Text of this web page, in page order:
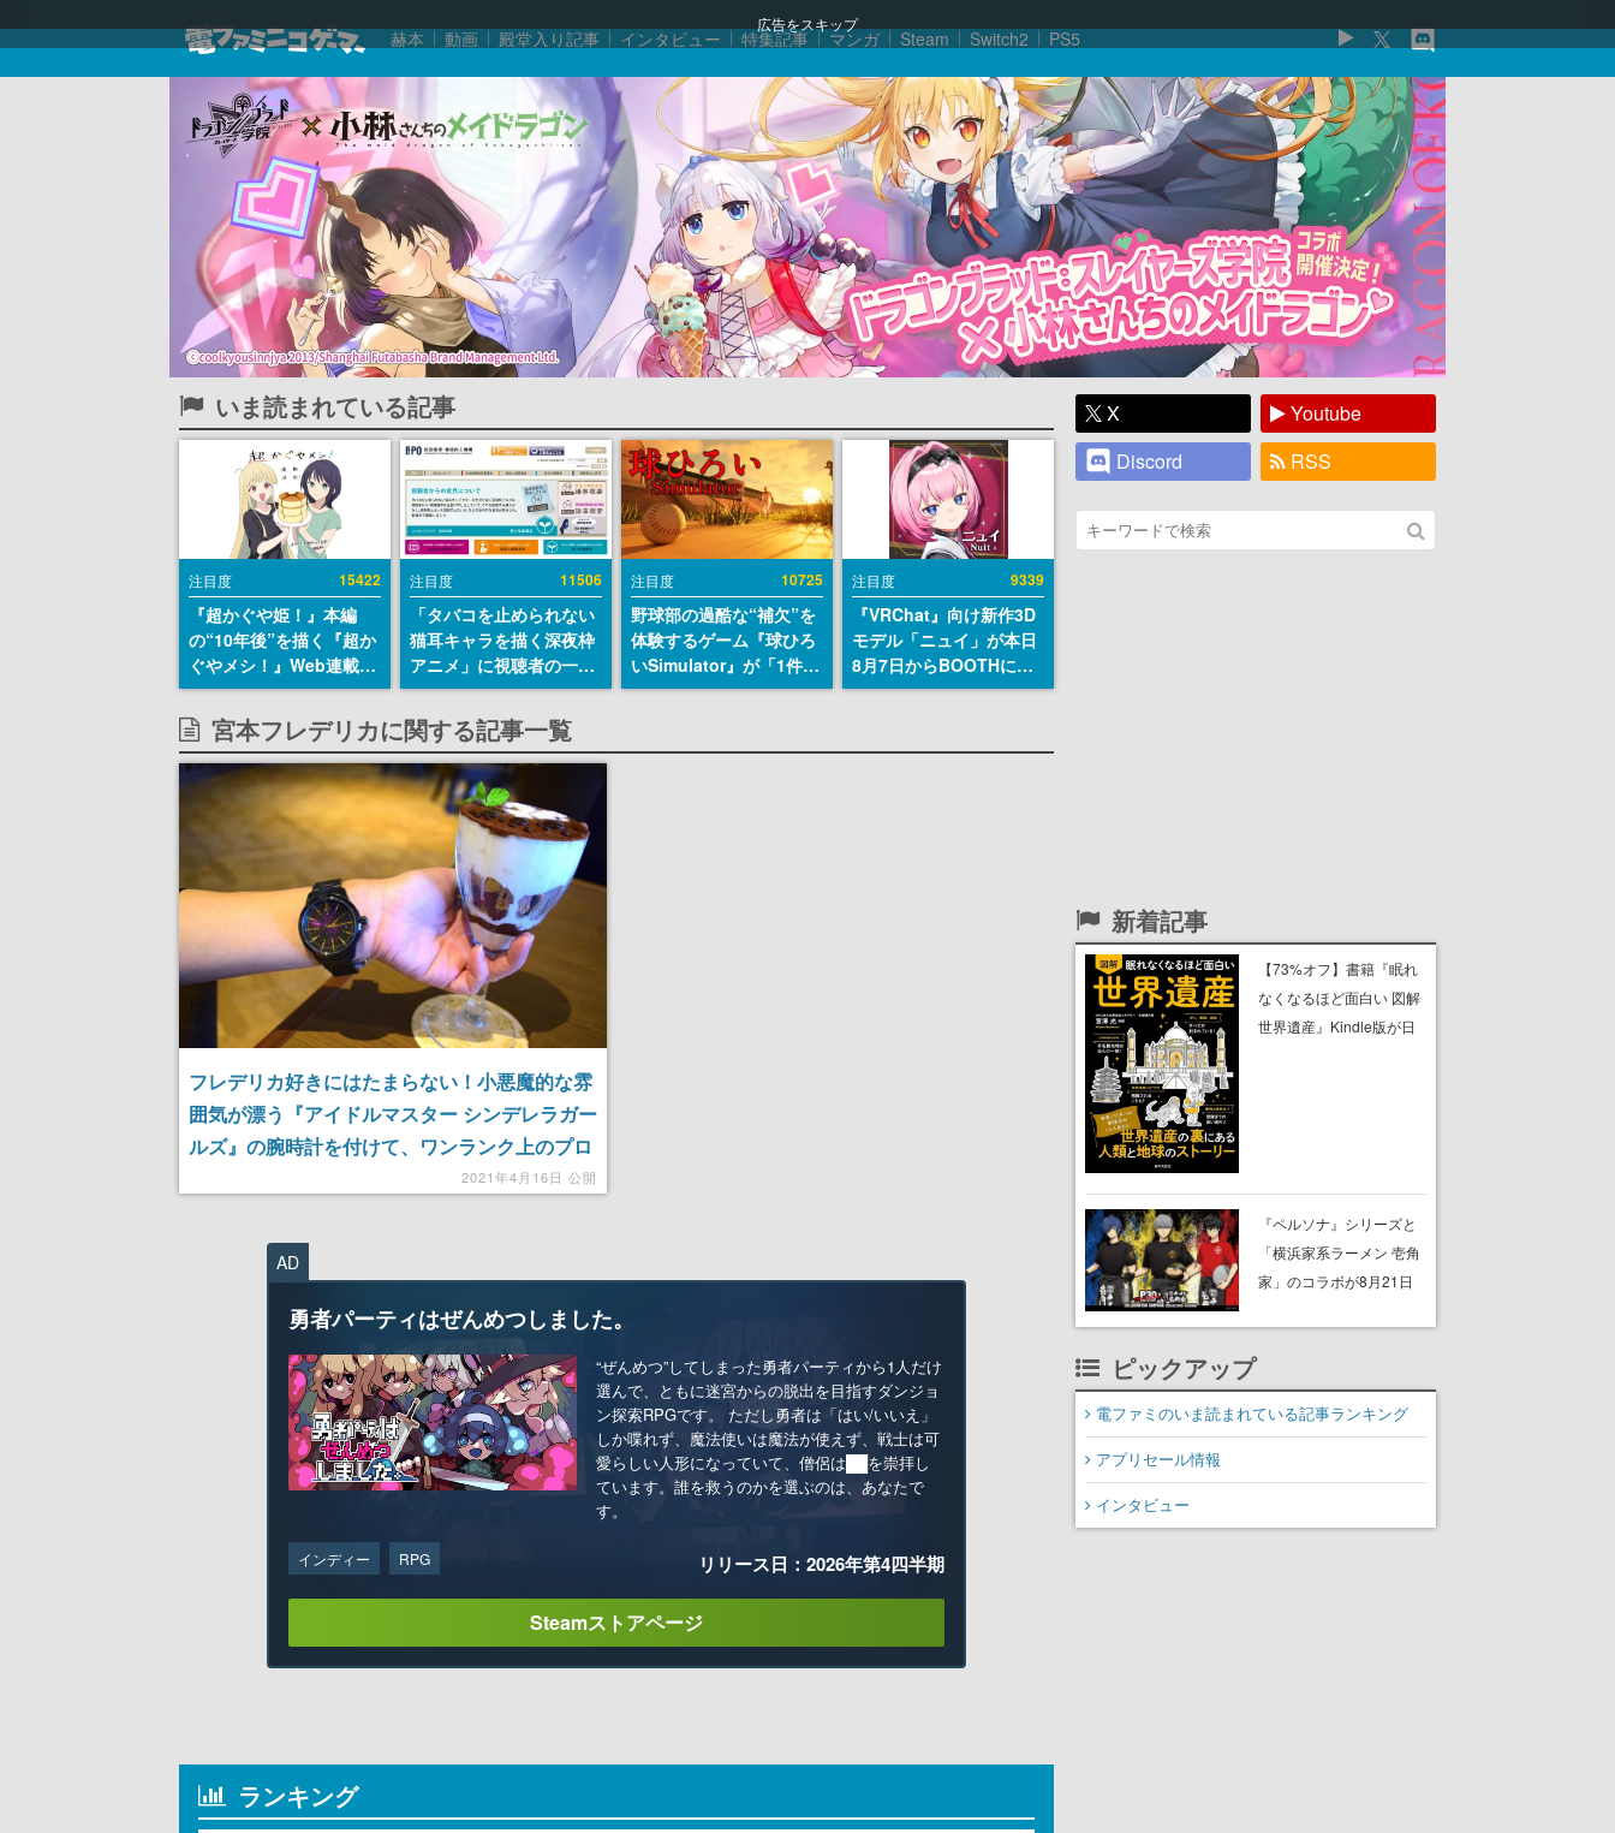
広告をスキップ
赫本 動画 殿堂入り記事 インタビュー 特集記事 マンガ Steam Switch2 PS5
いま読まれている記事
注目度 15422
『超かぐや姫！』本編
の“10年後”を描く『超か
ぐやメシ！』Web連載決
定。新たなWebマンガレ
ーベル「ビビビコミッ
ク」にて特別話が掲載ス
タート、あのお話には…
まだ続きがある！
注目度 11506
「タバコを止められない
猫耳キャラを描く深夜枠
アニメ」に視聴者の一部
から批判意見。違法薬物
の使用と思しき描写も含
めて、BPOが議論を交わ
す
注目度 10725
野球部の過酷な“補欠”を
体験するゲーム『球ひろ
いSimulator』が「1件」
のウィッシュリストをも
注目度 9339
『VRChat』向け新作3D
モデル「ニュイ」が本日
8月7日からBOOTHにて
発売。瞳に光る星や感情
宮本フレデリカに関する記事一覧
フレデリカ好きにはたまらない！小悪魔的な雰
囲気が漂う『アイドルマスター シンデレラガー
ルズ』の腕時計を付けて、ワンランク上のプロ
2021年4月16日 公開
AD
勇者パーティはぜんめつしました。
“ぜんめつ”してしまった勇者パーティから1人だけ
選んで、ともに迷宮からの脱出を目指すダンジョ
ン探索RPGです。 ただし勇者は「はい/いいえ」
しか喋れず、魔法使いは魔法が使えず、戦士は可
愛らしい人形になっていて、僧侶は██を崇拝し
ています。誰を救うのかを選ぶのは、あなたで
す。
インディー RPG リリース日：2026年第4四半期
Steamストアページ
ランキング
X
Youtube
Discord
RSS
新着記事
【73%オフ】書籍『眠れ
なくなるほど面白い 図解
世界遺産』Kindle版が日
ぶ
『ペルソナ』シリーズと
「横浜家系ラーメン 壱角
家」のコラボが8月21日
ーメンがラインナップ
ピックアップ
電ファミのいま読まれている記事ランキング
アプリセール情報
インタビュー